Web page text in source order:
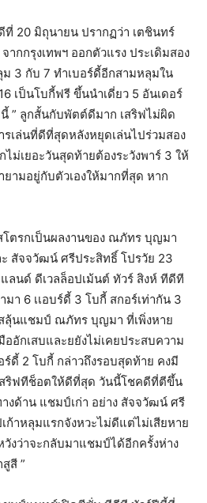
20 มิถุนายน ปรากฏว่า เตชินทร์
กกรุงเทพฯ ออกตัวแรง ประเดิมสอง
ม 3 กับ 7 ทำเบอร์ดี้อีกสามหลุมใน
เป็นโบกี้ฟรี ขึ้นนำเดี่ยว 5 อันเดอร์
นี้ ” ลูกสั้นกับพัตต์ดีมาก เสริฟไม่ผิด
เล่นที่ดีที่สุดหลังหยุดเล่นไปร่วมสอง
ม่เยอะวันสุดท้ายต้องระวังพาร์ 3 ให้
ามอยู่กับตัวเองให้มากที่สุด หาก
ตรกเป็นผลงานของ ณภัทร บุญมา
สัจจวัฒน์ ศรีประสิทธิ์ โปรวัย 23
ลนด์ ดีเวลล็อปเม้นต์ ทัวร์ สิงห์ ทีดีที
า 6 เเอบร์ดี้ 3 โบกี้ สกอร์เท่ากัน 3
ลุ้นแชมป์ ณภัทร บุญมา ที่เพิ่งหาย
ออักเสบและยยังไม่เคยประสบความ
ร์ดี้ 2 โบกี้ กล่าวถึงรอบสุดท้าย คงมี
ริฟทีช็อตให้ดีที่สุด วันนี้โชคดีที่ตีขึ้น
งด้าน แชมป์เก่า อย่าง สัจจวัฒน์ ศรี
ก้าหลุมแรกจังหวะไม่ดีแต่ไม่เสียหาย
งว่าจะกลับมาแชมป์ได้อีกครั้งห่าง
สี ”